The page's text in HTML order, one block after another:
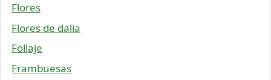
Flores
Flores de dalia
Follaje
Frambuesas